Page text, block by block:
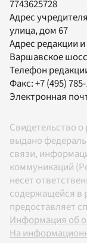
7743625728
Адрес
улица, дом 67
Адрес редакции
Варшавское
Телефон
Факс:+7 (495)
Электронная
Свидетельство
выдано
связи,
коммуникаций
несет
содержащейся в
предоставляет
Информация об
На